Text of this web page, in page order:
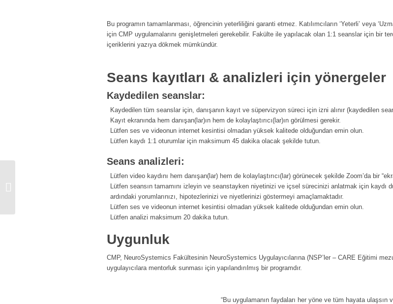
Bu programın tamamlanması, öğrencinin yeterliliğini garanti etmez. Katılımcıların ‘Yeterli’ veya
için CMP uygulamalarını genişletmeleri gerekebilir. Fakülte ile yapılacak olan 1:1 seanslar için bir
içeriklerini yazıya dökmek mümkündür.
Seans kayıtları & analizleri için yönergeler
Kaydedilen seanslar:
Kaydedilen tüm seanslar için, danışanın kayıt ve süpervizyon süreci için izni alınır (kaydedilen
Kayıt ekranında hem danışan(lar)ın hem de kolaylaştırıcı(lar)ın görülmesi gerekir.
Lütfen ses ve videonun internet kesintisi olmadan yüksek kalitede olduğundan emin olun.
Lütfen kaydı 1:1 oturumlar için maksimum 45 dakika olacak şekilde tutun.
Seans analizleri:
Lütfen video kaydını hem danışan(lar) hem de kolaylaştırıcı(lar) görünecek şekilde Zoom’da bir
Lütfen seansın tamamını izleyin ve seanstayken niyetinizi ve içsel sürecinizi anlatmak için kaydı
ardındaki yorumlarınızı, hipotezlerinizi ve niyetlerinizi göstermeyi amaçlamaktadır.
Lütfen ses ve videonun internet kesintisi olmadan yüksek kalitede olduğundan emin olun.
Lütfen analizi maksimum 20 dakika tutun.
Uygunluk
CMP, NeuroSystemics Fakültesinin NeuroSystemics Uygulayıcılarına (NSP’ler – CARE Eğitimi
uygulayıcılara mentorluk sunması için yapılandırılmış bir programdır.
“Bu uygulamanın faydaları her yöne ve tüm hayata ulaşsın
Güçlendirme Grubu Buğu Türkoğul ve